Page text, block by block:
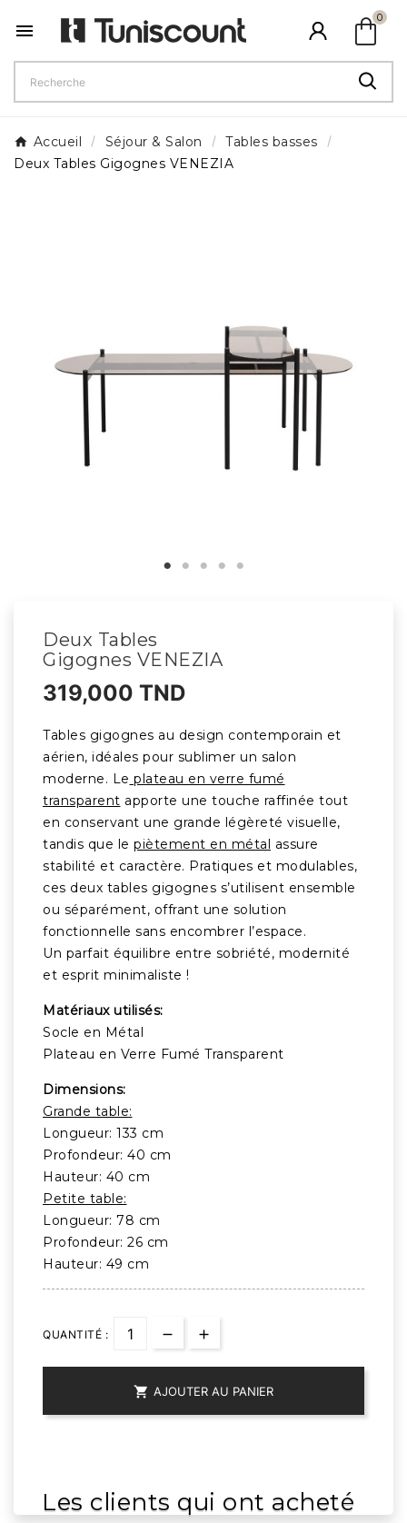
 shopping_bag
0
Accueil Séjour & Salon
Tables basses
Deux Tables Gigognes VENEZIA
Deux Tables
Gigognes VENEZIA
319,000 TND
Tables gigognes au design contemporain et
aérien, idéales pour sublimer un salon
moderne. Le plateau en verre fumé
transparent apporte une touche raffinée tout
en conservant une grande légèreté visuelle,
tandis que le piètement en métal assure
stabilité et caractère. Pratiques et modulables,
ces deux tables gigognes s’utilisent ensemble
ou séparément, offrant une solution
fonctionnelle sans encombrer l’espace.
Un parfait équilibre entre sobriété, modernité
et esprit minimaliste !
Matériaux utilisés:
Socle en Métal
Plateau en Verre Fumé Transparent
Dimensions:
Grande table:
Longueur: 133 cm
Profondeur: 40 cm
Hauteur: 40 cm
Petite table:
Longueur: 78 cm
Profondeur: 26 cm
Hauteur: 49 cm
QUANTITÉ :
 AJOUTER AU PANIER
Les clients qui ont acheté